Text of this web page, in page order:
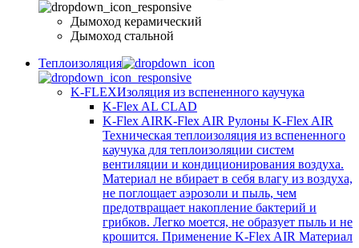
Дымоход керамический
Дымоход стальной
Теплоизоляция
K-FLEXИзоляция из вспененного каучука
K-Flex AL CLAD
K-Flex AIRK-Flex AIR Рулоны K-Flex AIR
Техническая теплоизоляция из вспененного
каучука для теплоизоляции систем
вентиляции и кондиционирования воздуха.
Материал не вбирает в себя влагу из воздуха,
не поглощает аэрозоли и пыль, чем
предотвращает накопление бактерий и
грибков. Легко моется, не образует пыль и не
крошится. Применение K-Flex AIR Материал